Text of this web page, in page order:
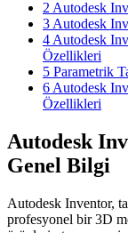
2 Autodesk
3 Autodesk
4 Autodesk
Özellikleri
5 Parametrik
6 Autodesk
Özellikleri
Autodesk
Genel Bilgi
Autodesk Inventor,
profesyonel bir 3D